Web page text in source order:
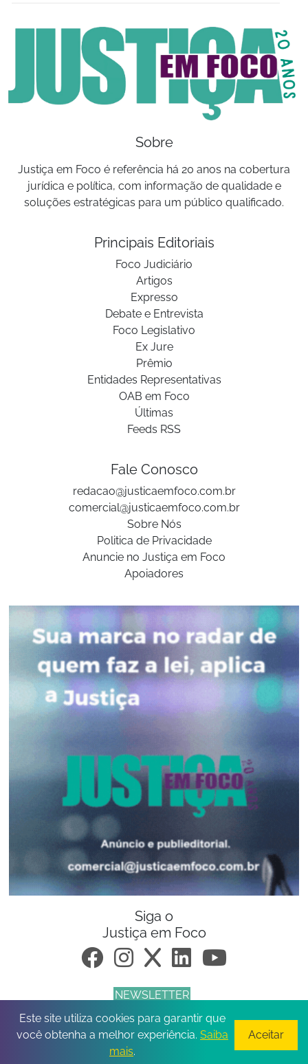
Sobre
Justiça em Foco é referência há 20 anos na cobertura
jurídica e política, com informação de qualidade e
soluções estratégicas para um público qualificado.
Principais Editoriais
Foco Judiciário
Artigos
Expresso
Debate e Entrevista
Foco Legislativo
Ex Jure
Prêmio
Entidades Representativas
OAB em Foco
Últimas
Feeds RSS
Fale Conosco
redacao@justicaemfoco.com.br
comercial@justicaemfoco.com.br
Sobre Nós
Politica de Privacidade
Anuncie no Justiça em Foco
Apoiadores
Siga o
Justiça em Foco
NEWSLETTER
© 2026 Todos os direitos reservados.
Este site utiliza cookies para garantir que
você obtenha a melhor experiência. Saiba
mais.
Aceitar